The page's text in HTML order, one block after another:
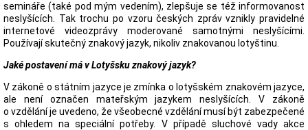
semináře (také pod mým vedením), zlepšuje se též informovanost
neslyšících. Tak trochu po vzoru českých zpráv vznikly pravidelné
internetové videozprávy moderované samotnými neslyšícími.
Používají skutečný znakový jazyk, nikoliv znakovanou lotyštinu.
Jaké postavení má v Lotyšsku znakový jazyk?
V zákoně o státním jazyce je zmínka o lotyšském znakovém jazyce,
ale není označen mateřským jazykem neslyšících. V zákoně
o vzdělání je uvedeno, že všeobecné vzdělání musí být zabezpečené
s ohledem na speciální potřeby. V případě sluchové vady akce